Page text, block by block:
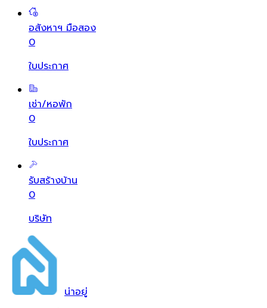
อสังหาฯ มือสอง
0
ใบประกาศ
เช่า/หอพัก
0
ใบประกาศ
รับสร้างบ้าน
0
บริษัท
น่าอยู่